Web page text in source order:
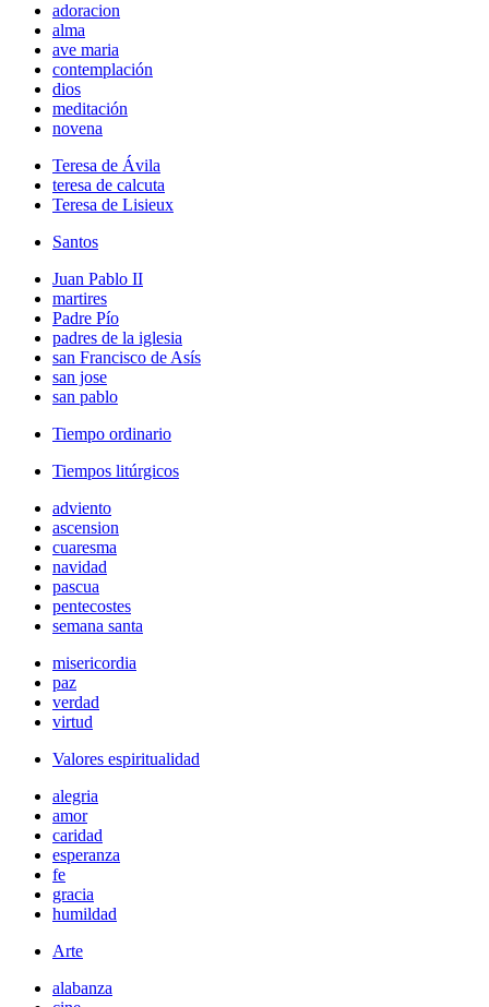
adoracion
alma
ave maria
contemplación
dios
meditación
novena
Teresa de Ávila
teresa de calcuta
Teresa de Lisieux
Santos
Juan Pablo II
martires
Padre Pío
padres de la iglesia
san Francisco de Asís
san jose
san pablo
Tiempo ordinario
Tiempos litúrgicos
adviento
ascension
cuaresma
navidad
pascua
pentecostes
semana santa
misericordia
paz
verdad
virtud
Valores espiritualidad
alegria
amor
caridad
esperanza
fe
gracia
humildad
Arte
alabanza